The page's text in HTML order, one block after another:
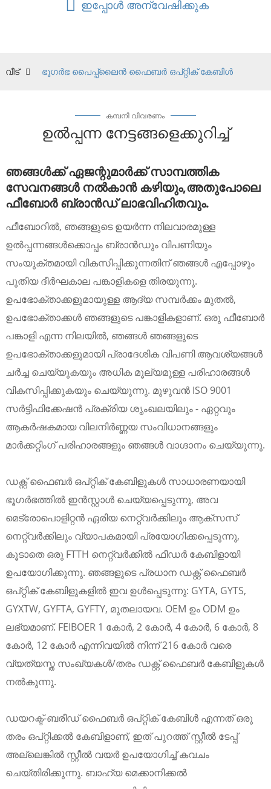
ഇപ്പോൾ അന്വേഷിക്കുക
വീട് ഭൂഗർഭ പൈപ്പ്‌ലൈൻ ഫൈബർ ഒപ്റ്റിക് കേബിൾ
കമ്പനി വിവരണം
ഉൽപ്പന്ന നേട്ടങ്ങളെക്കുറിച്ച്
ഞങ്ങൾക്ക് ഏജന്റുമാർക്ക് സാമ്പത്തിക
സേവനങ്ങൾ നൽകാൻ കഴിയും,അതുപോലെ
ഫീബോർ ബ്രാൻഡ് ലാഭവിഹിതവും.
ഫീബോറിൽ, ഞങ്ങളുടെ ഉയർന്ന നിലവാരമുള്ള
ഉൽപ്പന്നങ്ങൾക്കൊപ്പം ബ്രാൻഡും വിപണിയും
സംയുക്തമായി വികസിപ്പിക്കുന്നതിന് ഞങ്ങൾ എപ്പോഴും
പുതിയ ദീർഘകാല പങ്കാളികളെ തിരയുന്നു.
ഉപഭോക്താക്കളുമായുള്ള ആദ്യ സമ്പർക്കം മുതൽ,
ഉപഭോക്താക്കൾ ഞങ്ങളുടെ പങ്കാളികളാണ്. ഒരു ഫീബോർ
പങ്കാളി എന്ന നിലയിൽ, ഞങ്ങൾ ഞങ്ങളുടെ
ഉപഭോക്താക്കളുമായി പ്രാദേശിക വിപണി ആവശ്യങ്ങൾ
ചർച്ച ചെയ്യുകയും അധിക മൂല്യമുള്ള പരിഹാരങ്ങൾ
വികസിപ്പിക്കുകയും ചെയ്യുന്നു. മുഴുവൻ ISO 9001
സർട്ടിഫിക്കേഷൻ പ്രക്രിയ ശൃംഖലയിലും - ഏറ്റവും
ആകർഷകമായ വിലനിർണ്ണയ സംവിധാനങ്ങളും
മാർക്കറ്റിംഗ് പരിഹാരങ്ങളും ഞങ്ങൾ വാഗ്ദാനം ചെയ്യുന്നു.
ഡക്റ്റ് ഫൈബർ ഒപ്റ്റിക് കേബിളുകൾ സാധാരണയായി
ഭൂഗർഭത്തിൽ ഇൻസ്റ്റാൾ ചെയ്യപ്പെടുന്നു, അവ
മെട്രോപൊളിറ്റൻ ഏരിയ നെറ്റ്‌വർക്കിലും ആക്‌സസ്
നെറ്റ്‌വർക്കിലും വ്യാപകമായി പ്രയോഗിക്കപ്പെടുന്നു,
കൂടാതെ ഒരു FTTH നെറ്റ്‌വർക്കിൽ ഫീഡർ കേബിളായി
ഉപയോഗിക്കുന്നു. ഞങ്ങളുടെ പ്രധാന ഡക്റ്റ് ഫൈബർ
ഒപ്റ്റിക് കേബിളുകളിൽ ഇവ ഉൾപ്പെടുന്നു: GYTA, GYTS,
GYXTW, GYFTA, GYFTY, മുതലായവ. OEM ഉം ODM ഉം
ലഭ്യമാണ്. FEIBOER 1 കോർ, 2 കോർ, 4 കോർ, 6 കോർ, 8
കോർ, 12 കോർ എന്നിവയിൽ നിന്ന് 216 കോർ വരെ
വ്യത്യസ്ത സംഖ്യകൾ/തരം ഡക്റ്റ് ഫൈബർ കേബിളുകൾ
നൽകുന്നു.
ഡയറക്ട്-ബരീഡ് ഫൈബർ ഒപ്റ്റിക് കേബിൾ എന്നത് ഒരു
തരം ഒപ്റ്റിക്കൽ കേബിളാണ്, ഇത് പുറത്ത് സ്റ്റീൽ ടേപ്പ്
അല്ലെങ്കിൽ സ്റ്റീൽ വയർ ഉപയോഗിച്ച് കവചം
ചെയ്തിരിക്കുന്നു. ബാഹ്യ മെക്കാനിക്കൽ